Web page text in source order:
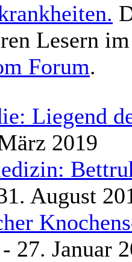
Lesern im
Forum.
Liegend
2019
August
- 27. Januar